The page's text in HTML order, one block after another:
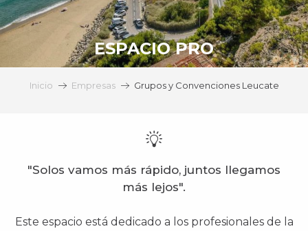
ESPACIO PRO
Inicio Empresas Grupos y Convenciones Leucate
"Solos vamos más rápido, juntos llegamos
más lejos".
Este espacio está dedicado a los profesionales de la